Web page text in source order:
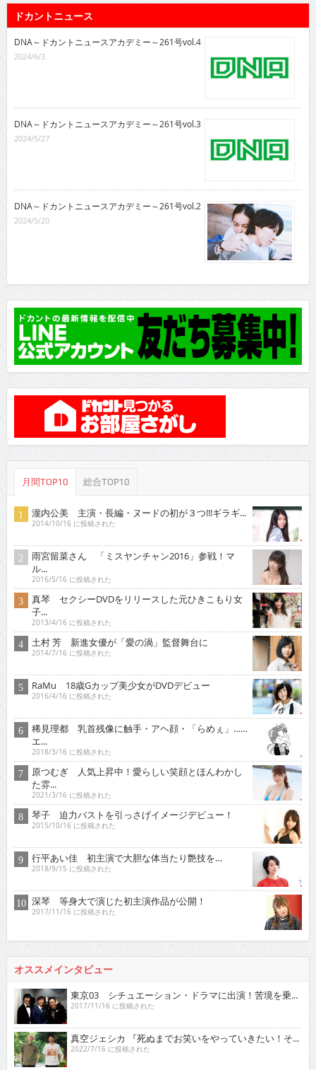
ドカントニュース
DNA～ドカントニュースアカデミー～261号vol.4
2024/6/3
DNA～ドカントニュースアカデミー～261号vol.3
2024/5/27
DNA～ドカントニュースアカデミー～261号vol.2
2024/5/20
月間TOP10 総合TOP10
瀧内公美 主演・長編・ヌードの初が３つ!!!ギラギ...
2014/10/16 に投稿された
雨宮留菜さん 「ミスヤンチャン2016」参戦！マ
ル...
2016/5/16 に投稿された
真琴 セクシーDVDをリリースした元ひきこもり女
子...
2013/4/16 に投稿された
土村 芳 新進女優が「愛の渦」監督舞台に
2014/7/16 に投稿された
RaMu 18歳Gカップ美少女がDVDデビュー
2016/4/16 に投稿された
稀見理都 乳首残像に触手・アヘ顔・「らめぇ」……
エ...
2018/3/16 に投稿された
原つむぎ 人気上昇中！愛らしい笑顔とほんわかし
た雰...
2021/3/16 に投稿された
琴子 迫力バストを引っさげイメージデビュー！
2015/10/16 に投稿された
行平あい佳 初主演で大胆な体当たり艶技を…
2018/9/15 に投稿された
深琴 等身大で演じた初主演作品が公開！
2017/11/16 に投稿された
オススメインタビュー
東京03 シチュエーション・ドラマに出演！苦境を乗...
2017/11/16 に投稿された
真空ジェシカ 『死ぬまでお笑いをやっていきたい！そ...
2022/7/16 に投稿された